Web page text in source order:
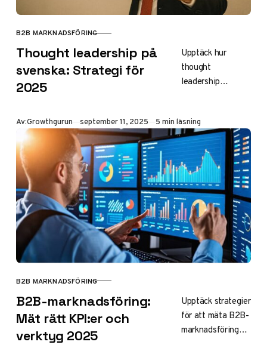
KATEGORI
B2B MARKNADSFÖRING
Thought leadership på
svenska: Strategi för
2025
Upptäck hur
thought
leadership
svenska 2025.
Expertguide för
företag som vill
positionera sig
som
kunskapsledare
och bygga
förtroende.
Av:Growthgurun Publicerad
september 11, 2025 5 min läsning
KATEGORI
B2B MARKNADSFÖRING
B2B-marknadsföring:
Mät rätt KPI:er och
verktyg 2025
Upptäck strategier
för att mäta B2B-
marknadsföring